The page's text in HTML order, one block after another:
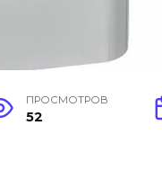
ПРОСМОТРОВ
52